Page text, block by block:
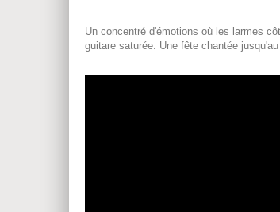
Un concentré d'émotions où les larmes
guitare saturée. Une fête chantée